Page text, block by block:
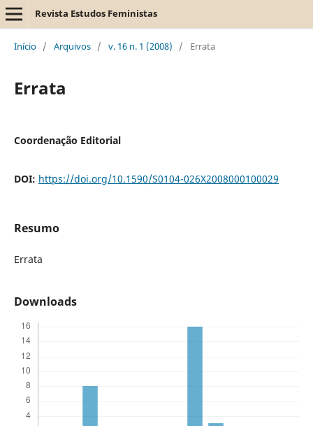
Revista Estudos Feministas
Início / Arquivos / v. 16 n. 1 (2008) / Errata
Errata
Coordenação Editorial
DOI: https://doi.org/10.1590/S0104-026X2008000100029
Resumo
Errata
Downloads